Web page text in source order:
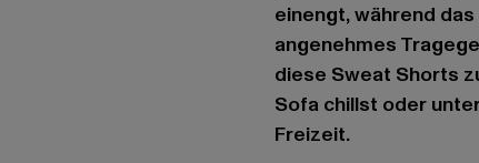
einengt, während
angenehmes
diese Sweat Shorts
Sofa chillst oder
Freizeit.